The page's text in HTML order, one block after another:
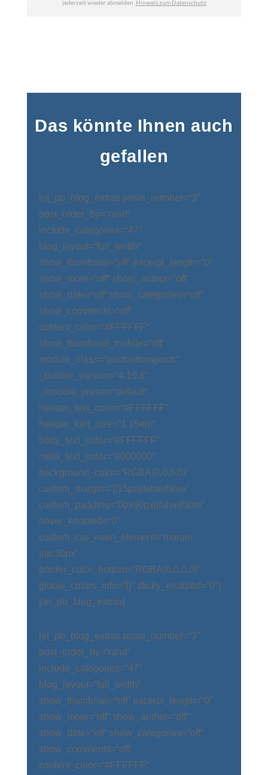
Das könnte Ihnen auch
gefallen
[et_pb_blog_extras posts_number=“3″
post_order_by=“rand“
include_categories=“47″
blog_layout=“full_width“
show_thumbnail=“off“ excerpt_length=“0″
show_more=“off“ show_author=“off“
show_date=“off“ show_categories=“off“
show_comments=“off“
content_color=“#FFFFFF“
show_thumbnail_mobile=“off“
module_class=“postbottomposts“
_builder_version=“4.10.8″
_module_preset=“default“
header_text_color=“#FFFFFF“
header_font_size=“1.15em“
body_text_color=“#FFFFFF“
meta_text_color=“#000000″
background_color=“RGBA(0,0,0,0)“
custom_margin=“||15px||false|false“
custom_padding=“0px||0px||false|false“
hover_enabled=“0″
custom_css_main_element=“margin-
top:30px“
border_color_bottom=“RGBA(0,0,0,0)“
global_colors_info=“{}“ sticky_enabled=“0″]
[/et_pb_blog_extras]
[et_pb_blog_extras posts_number=“3″
post_order_by=“rand“
include_categories=“47″
blog_layout=“full_width“
show_thumbnail=“off“ excerpt_length=“0″
show_more=“off“ show_author=“off“
show_date=“off“ show_categories=“off“
show_comments=“off“
content_color=“#FFFFFF“